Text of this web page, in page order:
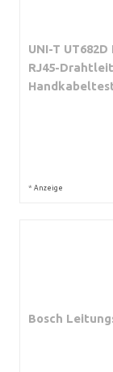
UNI-T
RJ45-
* Anzeige
Bosch